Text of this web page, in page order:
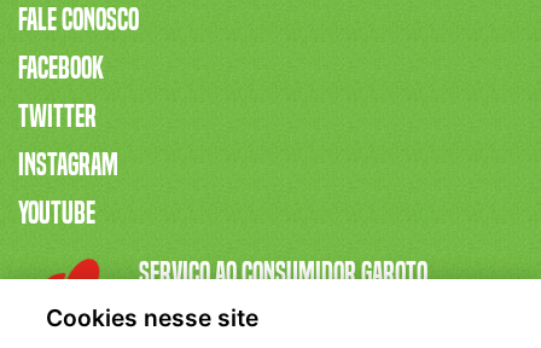
Fale Conosco
Facebook
Twitter
Instagram
Youtube
Serviço ao Consumidor Garoto
0800 055 95 50
Cookies nesse site